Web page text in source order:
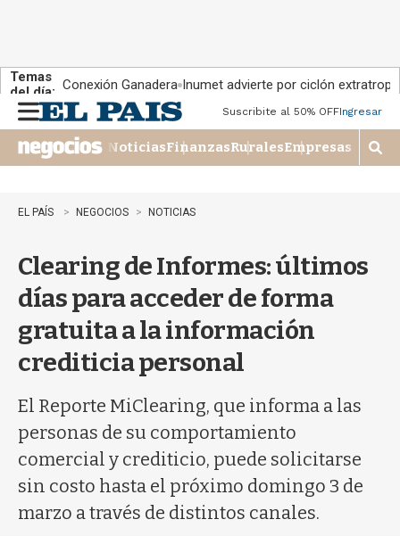
Temas
del día: Conexión Ganadera Inumet advierte por ciclón
n
u
Suscribite al 50% OFFIngresar
NoticiasFinanzasRuralesEmpresas
M
o
EL PAÍS NEGOCIOS NOTICIAS
Clearing de Informes: últimos
días para acceder de forma
gratuita a la información
crediticia personal
El Reporte MiClearing, que informa a las
personas de su comportamiento
comercial y crediticio, puede solicitarse
sin costo hasta el próximo domingo 3 de
marzo a través de distintos canales.